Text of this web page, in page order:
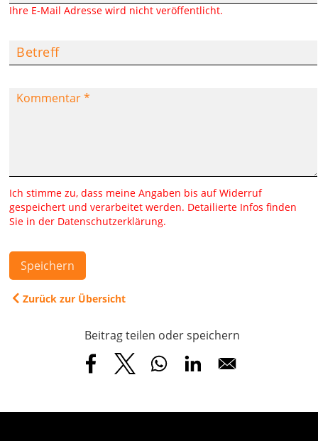
Ihre E-Mail Adresse wird nicht veröffentlicht.
Betreff
Ich stimme zu, dass meine Angaben bis auf Widerruf
gespeichert und verarbeitet werden. Detailierte Infos finden
Sie in der Datenschutzerklärung.
Speichern
Zurück zur Übersicht